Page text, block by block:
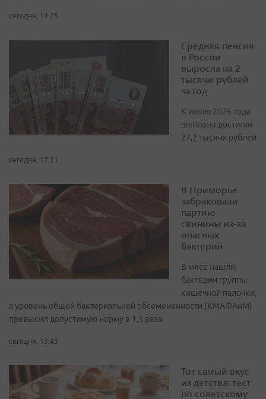
сегодня, 14:25
Средняя пенсия
в России
выросла на 2
тысячи рублей
за год
К июлю 2026 года
выплаты достигли
27,2 тысячи рублей
сегодня, 17:21
В Приморье
забраковали
партию
свинины из-за
опасных
бактерий
В мясе нашли
бактерии группы
кишечной палочки,
а уровень общей бактериальной обсемененности (КМАФАнМ)
превысил допустимую норму в 1,3 раза
сегодня, 13:43
Тот самый вкус
из детства: тест
по советскому